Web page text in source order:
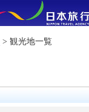
> 観光地一覧